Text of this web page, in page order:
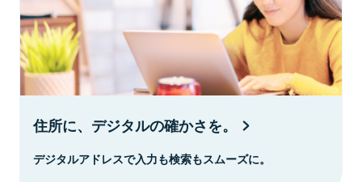
住所に、デジタルの確かさを。
デジタルアドレスで入力も検索もスムーズに。